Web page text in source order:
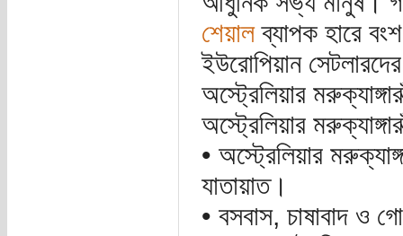
শেয়ালব্যাপক হারে
ইউরোপিয়ান
অস্ট্রেলিয়ার
অস্ট্রেলিয়ার
• অস্ট্রেলিয়ার
যাতায়াত।
• বসবাস, চাষাবাদ ও